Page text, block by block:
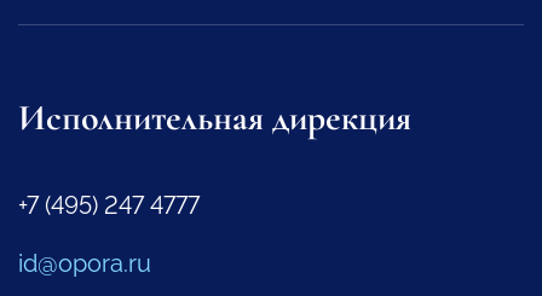
Исполнительная дирекция
+7 (495) 247 4777
id@opora.ru